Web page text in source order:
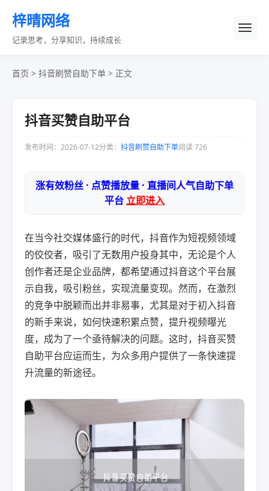
梓晴网络
记录思考，分享知识，持续成长
首页 > 抖音刷赞自助下单 > 正文
抖音买赞自助平台
发布时间：2026-07-12分类： 抖音刷赞自助下单阅读 726
涨有效粉丝 · 点赞播放量 · 直播间人气自助下单
平台立即进入
在当今社交媒体盛行的时代，抖音作为短视频领域
的佼佼者，吸引了无数用户投身其中，无论是个人
创作者还是企业品牌，都希望通过抖音这个平台展
示自我，吸引粉丝，实现流量变现。然而，在激烈
的竞争中脱颖而出并非易事，尤其是对于初入抖音
的新手来说，如何快速积累点赞，提升视频曝光
度，成为了一个亟待解决的问题。这时，抖音买赞
自助平台应运而生，为众多用户提供了一条快速提
升流量的新途径。